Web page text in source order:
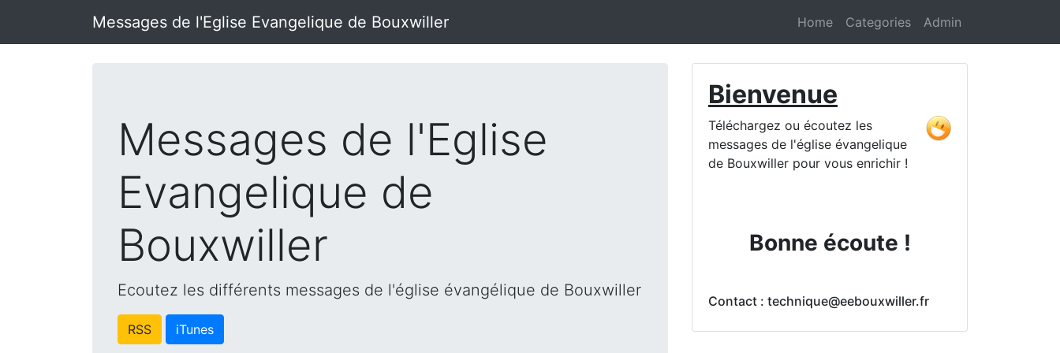
Messages de l'Eglise Evangelique de Bouxwiller Home Categories Admin
Messages de l'Eglise
Evangelique de
Bouxwiller
Ecoutez les différents messages de l'église évangélique de Bouxwiller
RSS iTunes
Bienvenue
Téléchargez ou écoutez les
messages de l'église évangelique
de Bouxwiller pour vous enrichir !
Bonne écoute !
Contact : technique@eebouxwiller.fr